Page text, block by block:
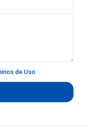
de Uso